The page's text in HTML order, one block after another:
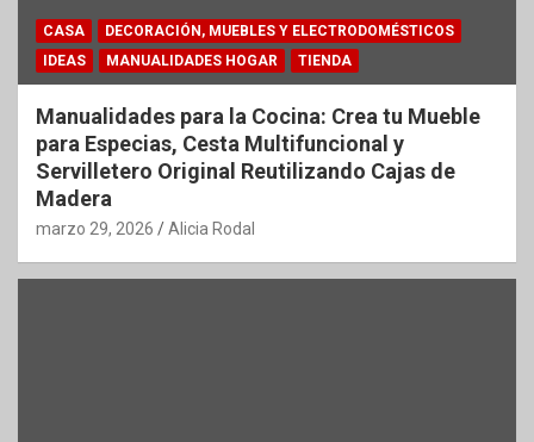
CASA
DECORACIÓN, MUEBLES Y ELECTRODOMÉSTICOS
IDEAS
MANUALIDADES HOGAR TIENDA
Manualidades para la Cocina: Crea tu Mueble
para Especias, Cesta Multifuncional y
Servilletero Original Reutilizando Cajas de
Madera
marzo 29, 2026 Alicia Rodal